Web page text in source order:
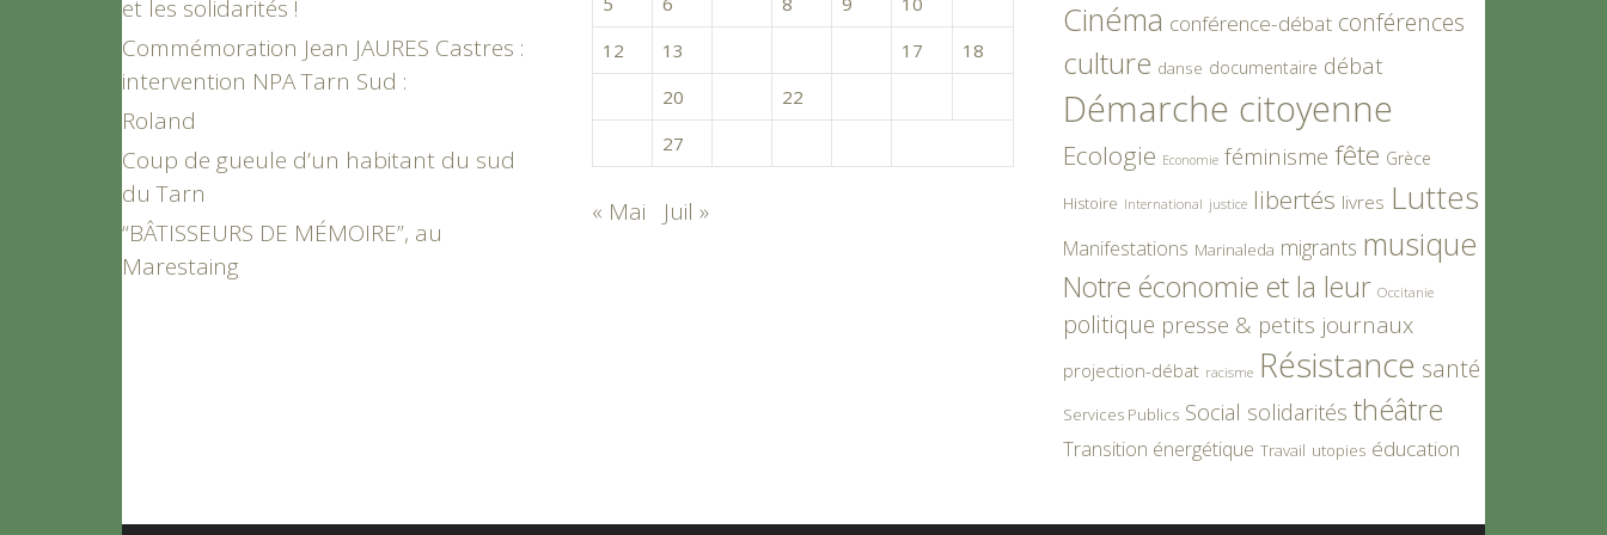
et les solidarités !
Commémoration Jean JAURES Castres :
intervention NPA Tarn Sud :
Roland
Coup de gueule d’un habitant du sud
du Tarn
“BÂTISSEURS DE MÉMOIRE”, au
Marestaing
12
13 17
18
20 22
27
« Mai Juil »
Cinéma conférence-débat conférences
culture danse documentaire débat
Démarche citoyenne
Ecologie Economie féminisme fête Grèce
Histoire International justice libertés livres Luttes
Manifestations Marinaleda migrants musique
Notre économie et la leur Occitanie
politique presse & petits journaux
projection-débat racisme Résistance santé
Services Publics Social solidarités théâtre
Transition énergétique Travail utopies éducation